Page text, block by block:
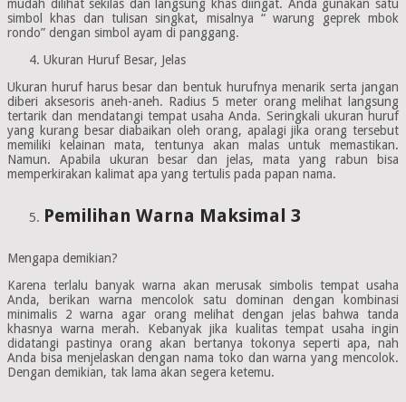
mudah dilihat sekilas dan langsung khas diingat. Anda gunakan satu
simbol khas dan tulisan singkat, misalnya “ warung geprek mbok
rondo” dengan simbol ayam di panggang.
Ukuran Huruf Besar, Jelas
Ukuran huruf harus besar dan bentuk hurufnya menarik serta jangan
diberi aksesoris aneh-aneh. Radius 5 meter orang melihat langsung
tertarik dan mendatangi tempat usaha Anda. Seringkali ukuran huruf
yang kurang besar diabaikan oleh orang, apalagi jika orang tersebut
memiliki kelainan mata, tentunya akan malas untuk memastikan.
Namun. Apabila ukuran besar dan jelas, mata yang rabun bisa
memperkirakan kalimat apa yang tertulis pada papan nama.
Pemilihan Warna Maksimal 3
Mengapa demikian?
Karena terlalu banyak warna akan merusak simbolis tempat usaha
Anda, berikan warna mencolok satu dominan dengan kombinasi
minimalis 2 warna agar orang melihat dengan jelas bahwa tanda
khasnya warna merah. Kebanyak jika kualitas tempat usaha ingin
didatangi pastinya orang akan bertanya tokonya seperti apa, nah
Anda bisa menjelaskan dengan nama toko dan warna yang mencolok.
Dengan demikian, tak lama akan segera ketemu.